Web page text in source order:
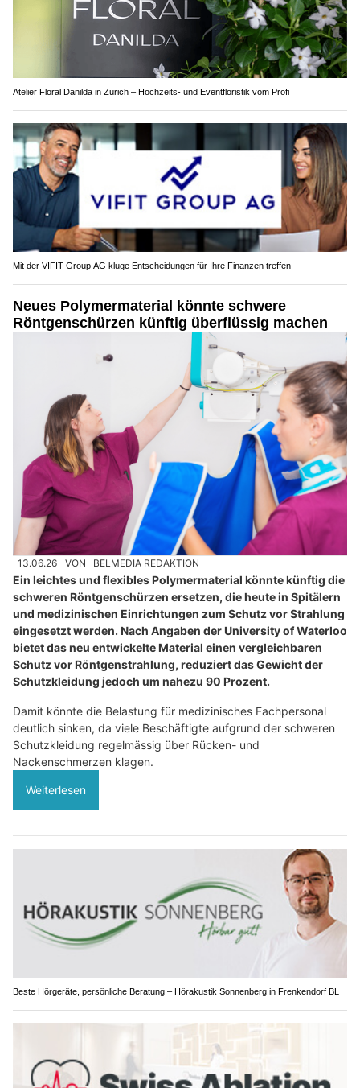
Atelier Floral Danilda in Zürich – Hochzeits- und Eventfloristik vom Profi
Mit der VIFIT Group AG kluge Entscheidungen für Ihre Finanzen treffen
Neues Polymermaterial könnte schwere
Röntgenschürzen künftig überflüssig machen
13.06.26 VON BELMEDIA REDAKTION
Ein leichtes und flexibles Polymermaterial könnte künftig die
schweren Röntgenschürzen ersetzen, die heute in Spitälern
und medizinischen Einrichtungen zum Schutz vor Strahlung
eingesetzt werden. Nach Angaben der University of Waterloo
bietet das neu entwickelte Material einen vergleichbaren
Schutz vor Röntgenstrahlung, reduziert das Gewicht der
Schutzkleidung jedoch um nahezu 90 Prozent.
Damit könnte die Belastung für medizinisches Fachpersonal
deutlich sinken, da viele Beschäftigte aufgrund der schweren
Schutzkleidung regelmässig über Rücken- und
Nackenschmerzen klagen.
Weiterlesen
Beste Hörgeräte, persönliche Beratung – Hörakustik Sonnenberg in Frenkendorf BL